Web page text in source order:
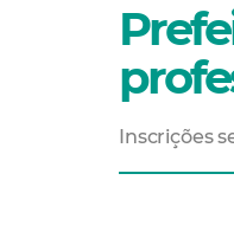
Inscrições